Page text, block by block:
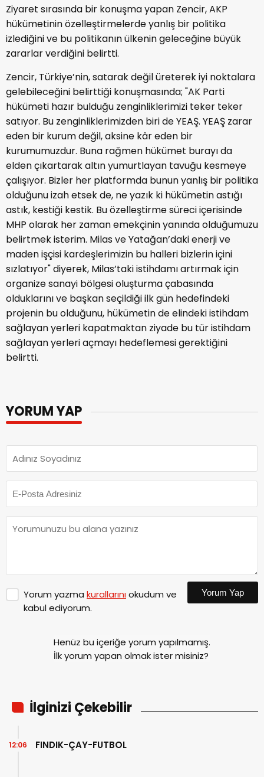
Ziyaret sırasında bir konuşma yapan Zencir, AKP
hükümetinin özelleştirmelerde yanlış bir politika
izlediğini ve bu politikanın ülkenin geleceğine büyük
zararlar verdiğini belirtti.
Zencir, Türkiye’nin, satarak değil üreterek iyi noktalara
gelebileceğini belirttiği konuşmasında; "AK Parti
hükümeti hazır bulduğu zenginliklerimizi teker teker
satıyor. Bu zenginliklerimizden biri de YEAŞ. YEAŞ zarar
eden bir kurum değil, aksine kâr eden bir
kurumumuzdur. Buna rağmen hükümet burayı da
elden çıkartarak altın yumurtlayan tavuğu kesmeye
çalışıyor. Bizler her platformda bunun yanlış bir politika
olduğunu izah etsek de, ne yazık ki hükümetin astığı
astık, kestiği kestik. Bu özelleştirme süreci içerisinde
MHP olarak her zaman emekçinin yanında olduğumuzu
belirtmek isterim. Milas ve Yatağan’daki enerji ve
maden işçisi kardeşlerimizin bu halleri bizlerin içini
sızlatıyor" diyerek, Milas’taki istihdamı artırmak için
organize sanayi bölgesi oluşturma çabasında
olduklarını ve başkan seçildiği ilk gün hedefindeki
projenin bu olduğunu, hükümetin de elindeki istihdam
sağlayan yerleri kapatmaktan ziyade bu tür istihdam
sağlayan yerleri açmayı hedeflemesi gerektiğini
belirtti.
YORUM YAP
Yorum yazma kurallarınıokudum ve
kabul ediyorum.
Yorum Yap
Henüz bu içeriğe yorum yapılmamış.
İlk yorum yapan olmak ister misiniz?
İlginizi Çekebilir
FINDIK-ÇAY-FUTBOL
12:06